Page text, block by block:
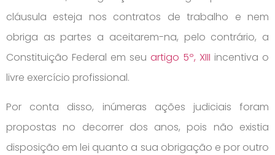
cláusula esteja nos contratos de trabalho e nem
obriga as partes a aceitarem-na, pelo contrário, a
Constituição Federal em seu artigo 5º, XIII incentiva o
livre exercício profissional.
Por conta disso, inúmeras ações judiciais foram
propostas no decorrer dos anos, pois não existia
disposição em lei quanto a sua obrigação e por outro